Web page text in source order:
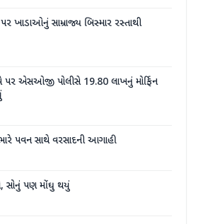
ખાડાઓનું સામ્રાજ્ય બિસ્માર રસ્તાથી
પર એસઓજી પોલીસે 19.80 લાખનું મોર્ફિન
પવન સાથે વરસાદની આગાહી
સોનું પણ મોંઘુ થયું